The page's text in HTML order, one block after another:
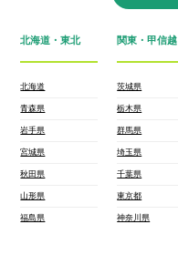
北海道・東北
北海道
青森県
岩手県
宮城県
秋田県
山形県
福島県
関東・甲信越
茨城県
栃木県
群馬県
埼玉県
千葉県
東京都
神奈川県